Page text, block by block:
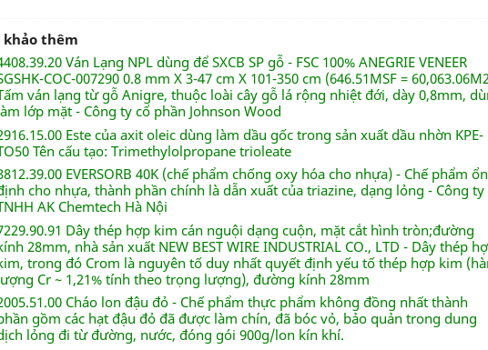
khảo thêm
Ván Lạng NPL dùng để SXCB SP gỗ - FSC 100% ANEGRIE VENEER
COC-007290 0.8 mm X 3-47 cm X 101-350 cm (646.51MSF =
ván lạng từ gỗ Anigre, thuộc loài cây gỗ lá rộng nhiệt đới, dày 0,8mm,
lớp mặt - Công ty cổ phần Johnson Wood
Este của axit oleic dùng làm dầu gốc trong sản xuất dầu nhờn KPE-
Tên cấu tạo: Trimethylolpropane trioleate
EVERSORB 40K (chế phẩm chống oxy hóa cho nhựa) - Chế phẩm ổn
cho nhựa, thành phần chính là dẫn xuất của triazine, dạng lỏng - Công ty
AK Chemtech Hà Nội
Dây thép hợp kim cán nguội dạng cuộn, mặt cắt hình tròn;đường
28mm, nhà sản xuất NEW BEST WIRE INDUSTRIAL CO., LTD - Dây thép
trong đó Crom là nguyên tố duy nhất quyết định yếu tố thép hợp kim
Cr ~ 1,21% tính theo trọng lượng), đường kính 28mm
Cháo lon đậu đỏ - Chế phẩm thực phẩm không đồng nhất thành
gồm các hạt đậu đỏ đã được làm chín, đã bóc vỏ, bảo quản trong dung
lỏng đi từ đường, nước, đóng gói 900g/lon kín khí.